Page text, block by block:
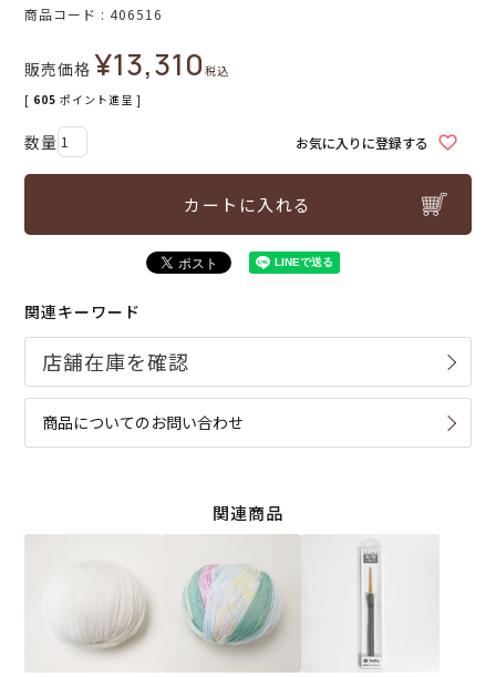
商品コード 406516
販売価格 ¥13,310税込
[ 605 ポイント進呈 ]
お気に入りに登録する
カートに入れる
関連キーワード
商品についてのお問い合わせ
関連商品